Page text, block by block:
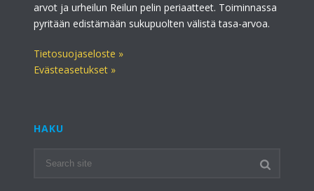
arvot ja urheilun Reilun pelin periaatteet. Toiminnassa
pyritään edistämään sukupuolten välistä tasa-arvoa.
Tietosuojaseloste »
Evästeasetukset »
HAKU